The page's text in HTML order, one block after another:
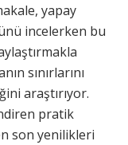
yapay
incelerken bu
sınırlarını
araştırıyor.
pratik
son yenilikleri